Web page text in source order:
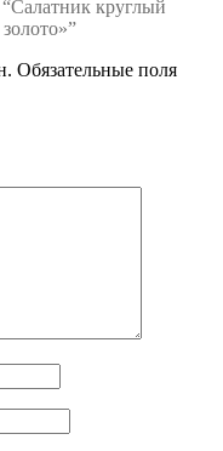
круглый
Обязательные поля